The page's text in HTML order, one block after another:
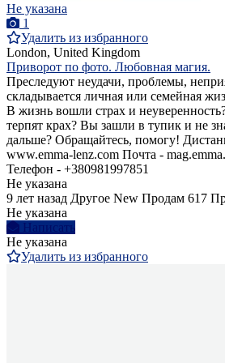
Не указана
1
Удалить из избранного
London, United Kingdom
Приворот по фото. Любовная магия.
Преследуют неудачи, проблемы,
складывается личная или семейная
В жизнь вошли страх и
терпят крах? Вы зашли в тупик и не
дальше? Обращайтесь, помогу!
www.emma-lenz.com Почта -
Телефон - +380981997851
Не указана
9 лет назад Другое New Продам 617
Не указана
Написать
Не указана
Удалить из избранного